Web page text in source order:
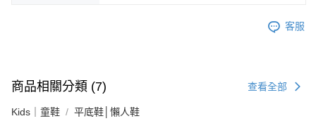
客服
商品相關分類 (7) 查看全部
Kids｜童鞋 平底鞋│懶人鞋